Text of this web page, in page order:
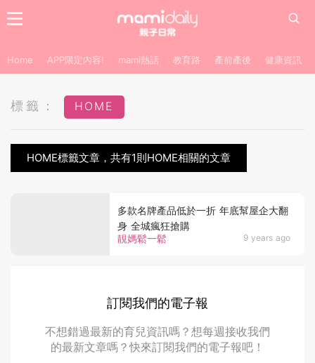
Home APP限定內容! mami熱話 教育路 產前產後 健康資訊
標籤： HOME
HOME標籤文章，共有1則HOME相關的文章
靚媽鬆一鬆 9 years ago
多款名牌產品低於一折 年底幫屋企大翻
身 全城瘋狂搶購
訂閱我們的電子報
不想錯過最新的育兒資訊嗎？想每週接收我們
的最新文章嗎？快來訂閱我們的電子報吧！